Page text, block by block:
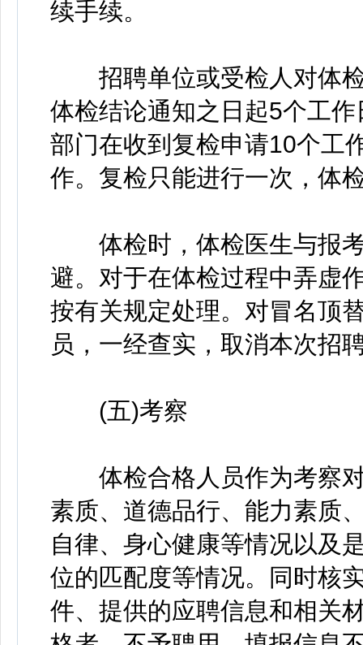
续手续。
招聘单位或受检人对体检
体检结论通知之日起5个工
部门在收到复检申请10个工
作。复检只能进行一次，体
体检时，体检医生与报考
避。对于在体检过程中弄虚
按有关规定处理。对冒名顶
员，一经查实，取消本次招
(五)考察
体检合格人员作为考察对
素质、道德品行、能力素质
自律、身心健康等情况以及
位的匹配度等情况。同时核
件、提供的应聘信息和相关